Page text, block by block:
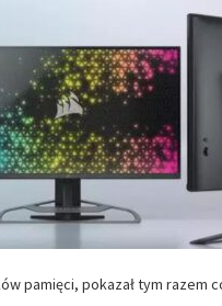
pamięci, pokazał tym razem